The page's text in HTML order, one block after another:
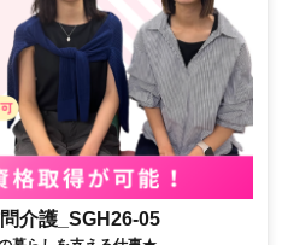
介護_SGH26-05